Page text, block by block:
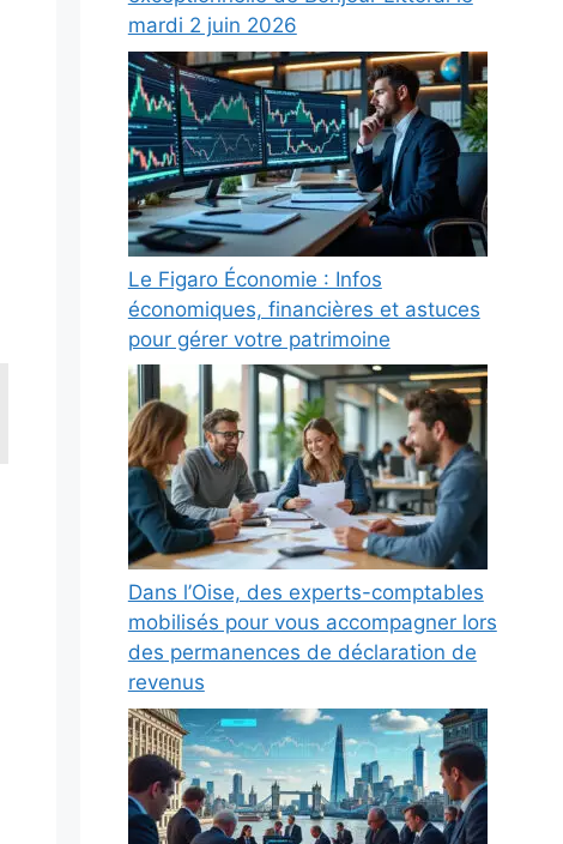
mardi 2 juin 2026
Le Figaro Économie : Infos
économiques, financières et astuces
pour gérer votre patrimoine
Dans l’Oise, des experts-comptables
mobilisés pour vous accompagner lors
des permanences de déclaration de
revenus